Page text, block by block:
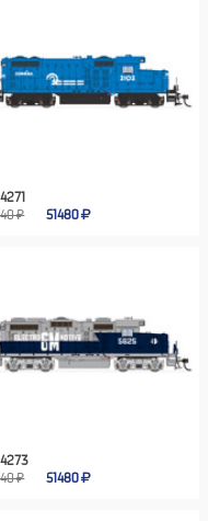
₽
51480
₽
51480